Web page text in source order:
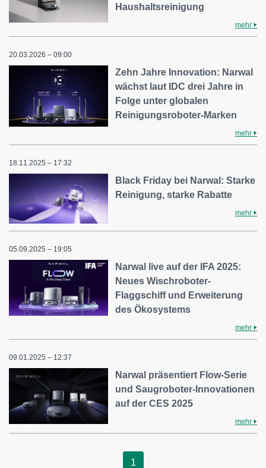
Haushaltsreinigung
mehr
20.03.2026 – 09:00
Zehn Jahre Innovation: Narwal
wächst laut IDC drei Jahre in
Folge unter globalen
Reinigungsroboter-Marken
mehr
18.11.2025 – 17:32
Black Friday bei Narwal: Starke
Reinigung, starke Rabatte
mehr
05.09.2025 – 19:05
Narwal live auf der IFA 2025:
Neues Wischroboter-
Flaggschiff und Erweiterung
des Ökosystems
mehr
09.01.2025 – 12:37
Narwal präsentiert Flow-Serie
und Saugroboter-Innovationen
auf der CES 2025
mehr
1